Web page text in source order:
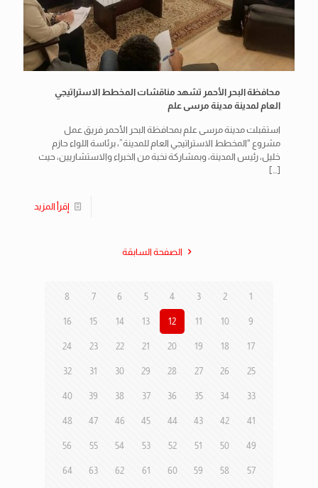
محافظة البحر الأحمر تشهد مناقشات المخطط الاستراتيجي
العام لمدينة مدينة مرسى علم
استقبلت مدينة مرسى علم بمحافظة البحر الأحمر فريق عمل
مشروع “المخطط الاستراتيجي العام للمدينة”، برئاسة اللواء حازم
خليل، رئيس المدينة، وبمشاركة نخبة من الخبراء والاستشاريين، حيث
[…]
إقرأ المزيد
الصفحة السابقة
1
2
3
4
5
6
7
8
9
10
11
12
13
14
15
16
17
18
19
20
21
22
23
24
25
26
27
28
29
30
31
32
33
34
35
36
37
38
39
40
41
42
43
44
45
46
47
48
49
50
51
52
53
54
55
56
57
58
59
60
61
62
63
64